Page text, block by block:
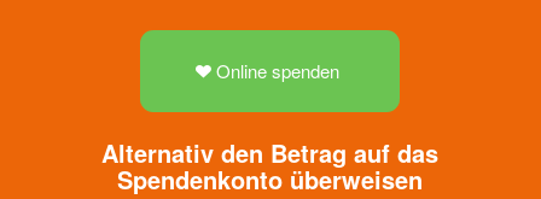
Online spenden
Alternativ den Betrag auf das
Spendenkonto überweisen